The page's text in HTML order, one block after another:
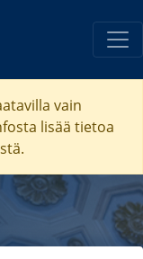
vain
lisää tietoa